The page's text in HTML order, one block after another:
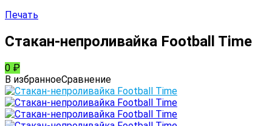
Печать
Стакан-непроливайка Football Time
0 ₽
В избранноеСравнение